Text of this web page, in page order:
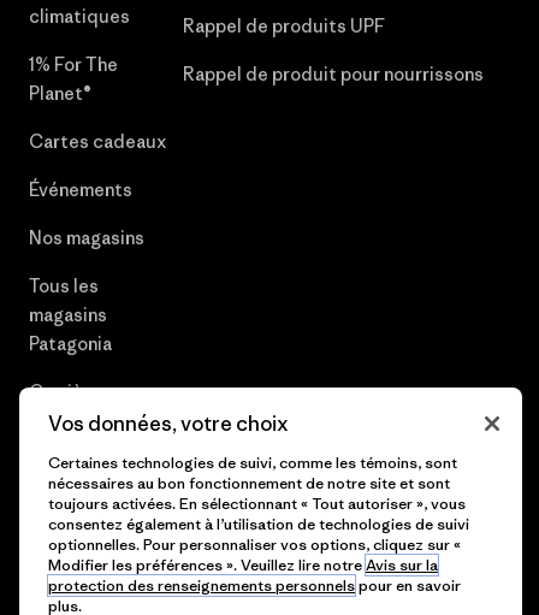
climatiques
1% For The
Planet®
Cartes cadeaux
Événements
Nos magasins
Tous les
magasins
Patagonia
Carrières
Plan du site
Rappel de produits UPF
Rappel de produit pour nourrissons
© 2026 Patagonia, Inc. All Rights Reserved.
Vos données, votre choix
Certaines technologies de suivi, comme les témoins, sont
nécessaires au bon fonctionnement de notre site et sont
toujours activées. En sélectionnant « Tout autoriser », vous
consentez également à l’utilisation de technologies de suivi
optionnelles. Pour personnaliser vos options, cliquez sur «
Modifier les préférences ». Veuillez lire notreAvis sur la
protection des renseignements personnelspour en savoir
plus.